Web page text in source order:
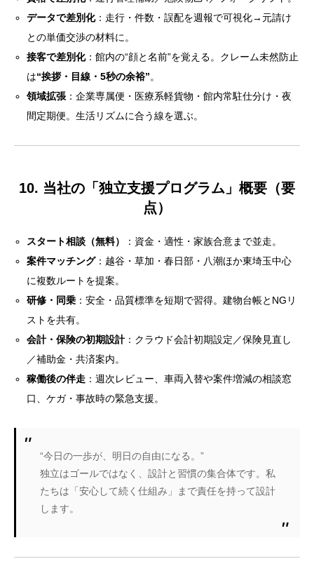
データで差別化：走行・件数・誤配を週報で可視化→元請け
との単価交渉の材料に。
接客で差別化：館内の“顔と名前”を覚える。クレーム未然防止
は“挨拶・目線・5秒の余裕”。
領域拡張 ：企業専属便・医療系軽貨物・館内常駐仕分け・夜
間定期便。生活リズムに合う線を選ぶ。
10. 当社の「独立支援プログラム」概要（要
点）
スタート相談（無料）
：資金・適性・家族合意まで並走。
案件マッチング：越谷・草加・春日部・八潮ほか東埼玉中心
に複数ルートを提案。
研修・同乗 ：安全・品質標準を短期で習得。建物台帳とNGリ
ストを共有。
会計・保険の初期設計：クラウド会計初期設定／保険見直し
／補助金・共済案内。
稼働後の伴走 ：週次レビュー、車両入替や案件増減の相談窓
口、ケガ・事故時の緊急支援。
“今日の一歩が、明日の自由になる。”
独立はゴールではなく、設計と習慣の集合体です。私
たちは「安心して続く仕組み」まで責任を持って設計
します。